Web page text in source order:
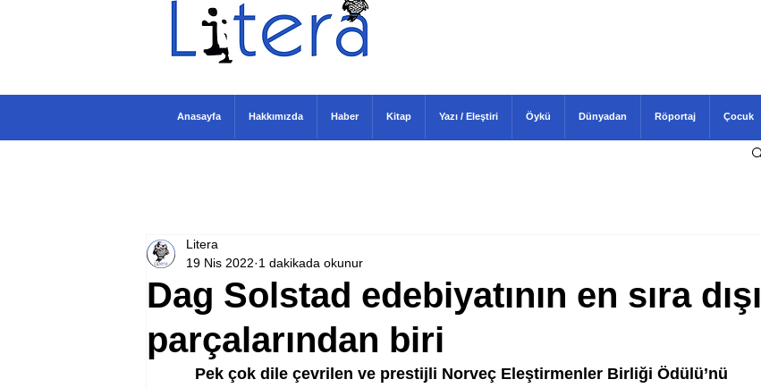
Dag Solstad edebiyatının en sıra dışı
parçalarından biri
Litera
19 Nis 2022 1 dakikada okunur
Pek çok dile çevrilen ve prestijli Norveç Eleştirmenler Birliği Ödülü’nü
Anasayfa Hakkımızda Haber Kitap Yazı / Eleştiri Öykü Dünyadan Röportaj Çocuk